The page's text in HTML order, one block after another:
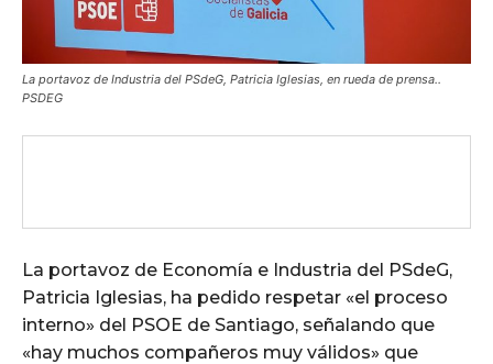
La portavoz de Industria del PSdeG, Patricia Iglesias, en rueda de prensa..
PSDEG
La portavoz de Economía e Industria del PSdeG,
Patricia Iglesias, ha pedido respetar «el proceso
interno» del PSOE de Santiago, señalando que
«hay muchos compañeros muy válidos» que